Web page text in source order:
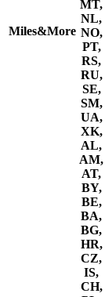
Miles&More
MT,
NL,
NO,
PT,
RS,
RU,
SE,
SM,
UA,
XK,
AL,
AM,
AT,
BY,
BE,
BA,
BG,
HR,
CZ,
IS,
CH,